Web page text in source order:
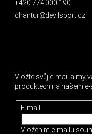
+420 774 000 190
chantur@devilsport.cz
Vložte svůj e-mail a my
produktech na našem e-
E-mail
Vložením e-mailu